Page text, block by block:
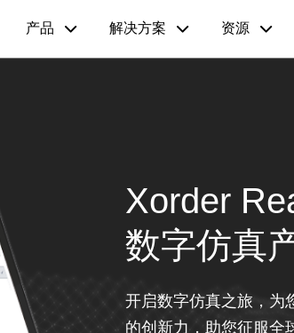
产品 解决方案 资源
Xorder
数字仿真
开启数字仿真之旅，为
的创新力，助您征服全